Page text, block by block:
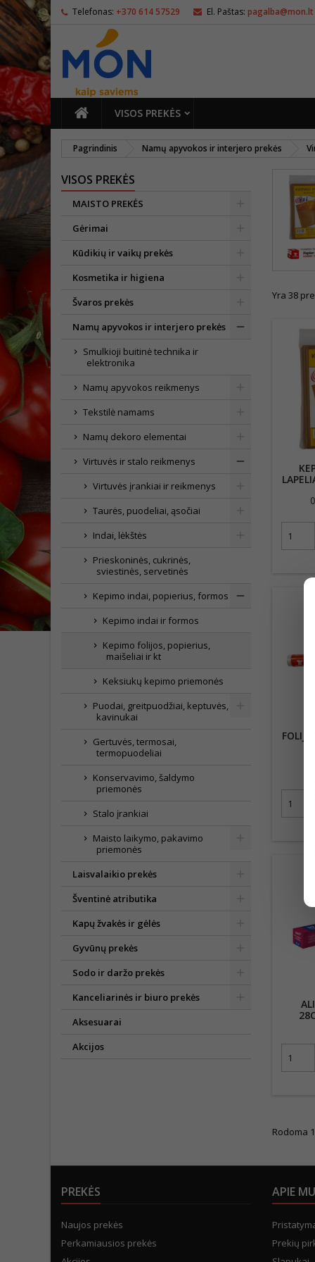
Telefonas: +370 614 57529 El. Paštas: pagalba@mon.lt
PAGRINDINIS
VISOS PREKĖS
Pagrindinis Namų apyvokos ir interjero prekės
VISOS PREKĖS
MAISTO PREKĖS
Gėrimai
Kūdikių ir vaikų prekės
Kosmetika ir higiena
Švaros prekės
Namų apyvokos ir interjero prekės
Smulkioji buitinė technika ir
elektronika
Namų apyvokos reikmenys
Tekstilė namams
Namų dekoro elementai
Virtuvės ir stalo reikmenys
Virtuvės įrankiai ir reikmenys
Taurės, puodeliai, ąsočiai
Indai, lėkštės
Prieskoninės, cukrinės,
sviestinės, servetinės
Kepimo indai, popierius, formos
Kepimo indai ir formos
Kepimo folijos, popierius,
maišeliai ir kt
Keksiukų kepimo priemonės
Puodai, greitpuodžiai, keptuvės,
kavinukai
Gertuvės, termosai,
termopuodeliai
Konservavimo, šaldymo
priemonės
Stalo įrankiai
Maisto laikymo, pakavimo
priemonės
Laisvalaikio prekės
Šventinė atributika
Kapų žvakės ir gėlės
Gyvūnų prekės
Sodo ir daržo prekės
Kanceliarinės ir biuro prekės
Aksesuarai
Akcijos
Yra 38
Rodoma
PREKĖS
Naujos prekės
Perkamiausios prekės
APIE
Prekių